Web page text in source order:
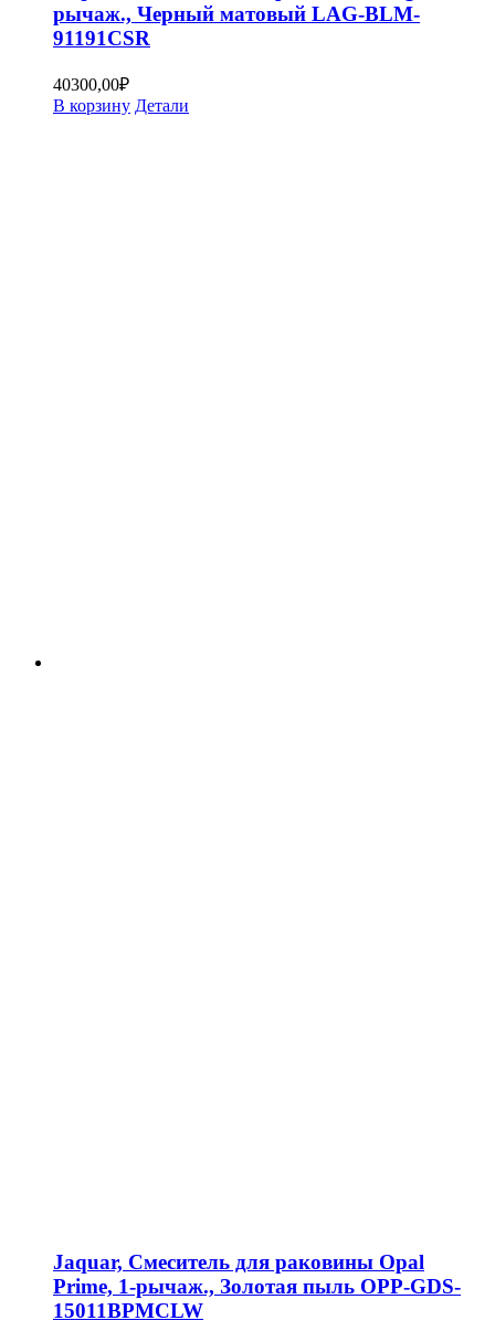
рычаж., Черный матовый LAG-BLM-
91191CSR
40300,00₽
В корзину Детали
Jaquar, Смеситель для раковины Opal
Prime, 1-рычаж., Золотая пыль OPP-GDS-
15011BPMCLW